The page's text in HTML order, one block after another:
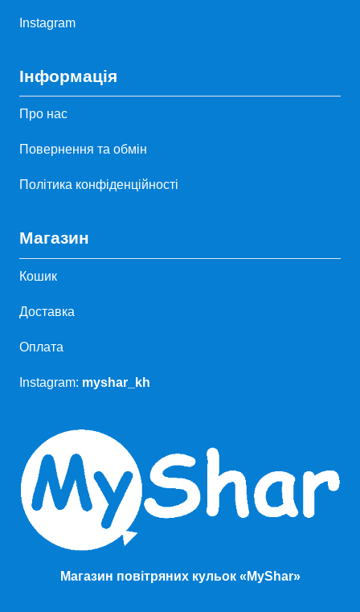
Instagram
Інформація
Про нас
Повернення та обмін
Політика конфіденційності
Магазин
Кошик
Доставка
Оплата
Instagram: myshar_kh
Магазин повітряних кульок «MyShar»